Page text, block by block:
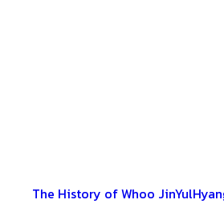
The History of Whoo